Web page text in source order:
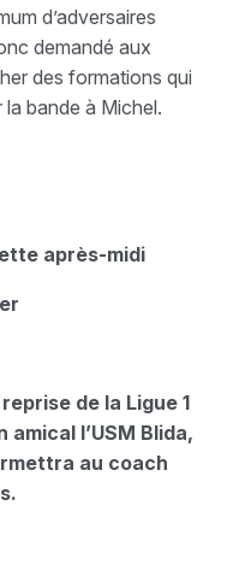
d’adversaires
demandé aux
des formations qui
bande à Michel.
après-midi
de la Ligue 1
l’USM Blida,
au coach